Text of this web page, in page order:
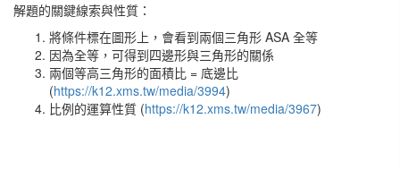
解題的關鍵線索與性質：
將條件標在圖形上，會看到兩個三角形 ASA 全等
因為全等，可得到四邊形與三角形的關係
兩個等高三角形的面積比 = 底邊比
(https://k12.xms.tw/media/3994)
比例的運算性質 (https://k12.xms.tw/media/3967)